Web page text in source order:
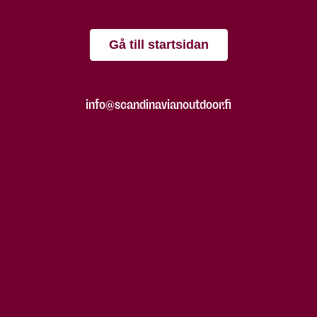
Gå till startsidan
info@scandinavianoutdoor.fi